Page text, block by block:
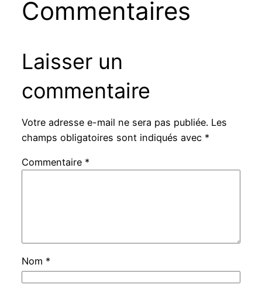
Commentaires
Laisser un
commentaire
Votre adresse e-mail ne sera pas publiée. Les
champs obligatoires sont indiqués avec *
Commentaire *
Nom *